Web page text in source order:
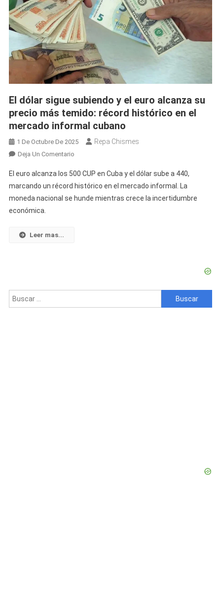
El dólar sigue subiendo y el euro alcanza su
precio más temido: récord histórico en el
mercado informal cubano
1 De Octubre De 2025 Repa Chismes
Deja Un ComentarioEn
Dólar
Sigue
Subiendo
Temido:
El euro alcanza los 500 CUP en Cuba y el dólar sube a 440,
marcando un récord histórico en el mercado informal. La
moneda nacional se hunde mientras crece la incertidumbre
económica.
Leer mas...
Buscar: